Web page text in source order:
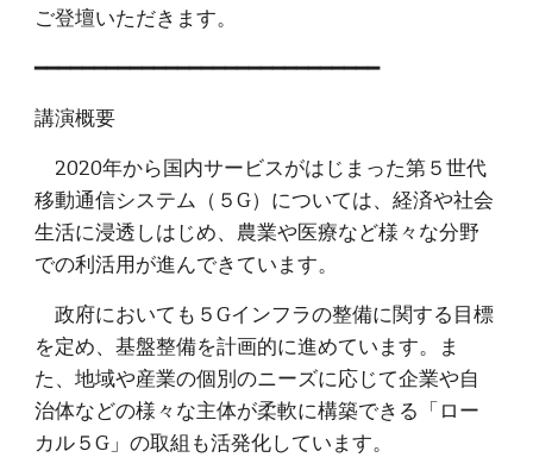
ご登壇いただきます。
━━━━━━━━━━━━━━━━━━━━━━━━━━━━━
講演概要
2020年から国内サービスがはじまった第５世代
移動通信システム（５G）については、経済や社会
生活に浸透しはじめ、農業や医療など様々な分野
での利活用が進んできています。
政府においても５Gインフラの整備に関する目標
を定め、基盤整備を計画的に進めています。ま
た、地域や産業の個別のニーズに応じて企業や自
治体などの様々な主体が柔軟に構築できる「ロー
カル５G」の取組も活発化しています。